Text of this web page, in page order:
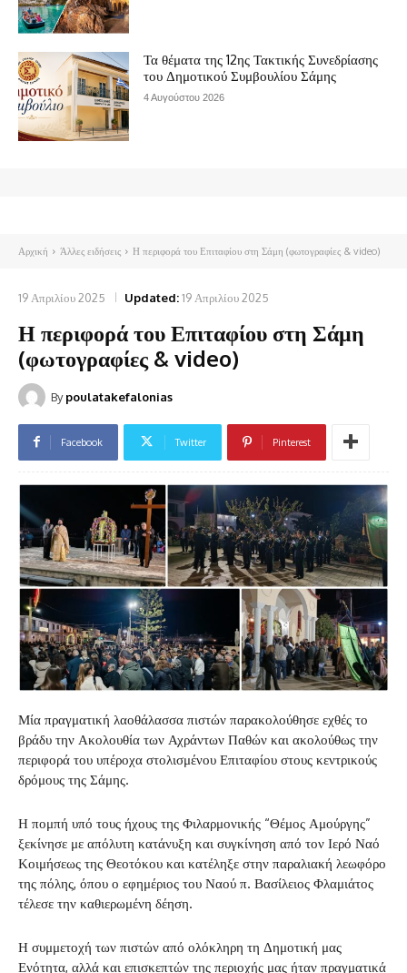
Τα θέματα της 12ης Τακτικής Συνεδρίασης
του Δημοτικού Συμβουλίου Σάμης
4 Αυγούστου 2026